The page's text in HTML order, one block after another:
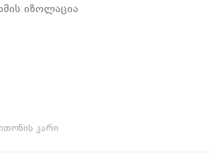
იზოლაცია
კარი